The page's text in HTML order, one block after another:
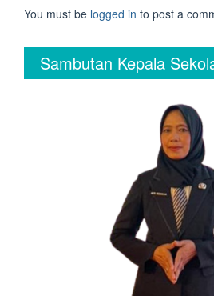
You must be logged in to post a
Sambutan Kepala